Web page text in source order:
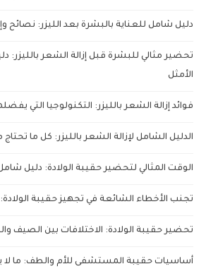
دليل شامل للعناية بالبشرة بعد الليزر: نصائح
تحضير مثالي للبشرة قبل إزالة الشعر بالليزر:
الأمثل
فوائد إزالة الشعر بالليزر: التكنولوجيا التي
الدليل الشامل لإزالة الشعر بالليزر: كل ما
الوقت المثالي لتحضير حقيبة الولادة: دليل
تجنب الأخطاء الشائعة في تجهيز حقيبة
تحضير حقيبة الولادة: الاختلافات بين الصيف
أساسيات حقيبة المستشفى للأم والطف: ما لا